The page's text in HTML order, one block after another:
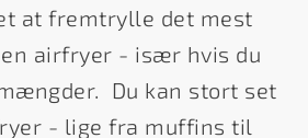
at fremtrylle det mest
airfryer - især hvis du
Du kan stort set
- lige fra muffins til